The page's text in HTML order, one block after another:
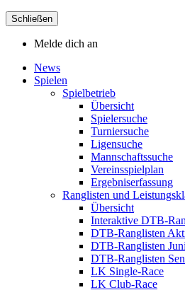
Schließen
Melde dich an
News
Spielen
Spielbetrieb
Übersicht
Spielersuche
Turniersuche
Ligensuche
Mannschaftssuche
Vereinsspielplan
Ergebniserfassung
Ranglisten und
Übersicht
Interaktive DTB-
DTB-Ranglisten
DTB-Ranglisten
DTB-Ranglisten
LK Single-Race
LK Club-Race